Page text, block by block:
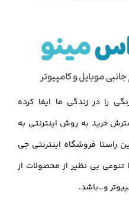
را در زندگی ما ایفا کرده
خرید به روش اینترنتی به
راستا فروشگاه اینترنتی جی
بی نظیر از محصولات از
و…باشد.